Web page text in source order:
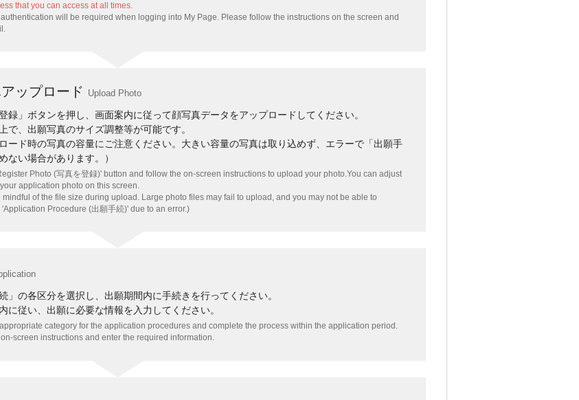
that you can access at all times.
will be required when logging into My Page. Please follow the instructions on the screen and
ップロード Upload Photo
登録」ボタンを押し、画面案内に従って顔写真データをアップロードしてください。
で、出願写真のサイズ調整等が可能です。
ロード時の写真の容量にご注意ください。大きい容量の写真は取り込めず、エラーで「出願手
ない場合があります。）
Photo (写真を登録)' button and follow the on-screen instructions to upload your photo.You can adjust
application photo on this screen.
mindful of the file size during upload. Large photo files may fail to upload, and you may not be able to
Procedure (出願手続)' due to an error.)
続」の各区分を選択し、出願期間内に手続きを行ってください。
に従い、出願に必要な情報を入力してください。
category for the application procedures and complete the process within the application period.
screen instructions and enter the required information.